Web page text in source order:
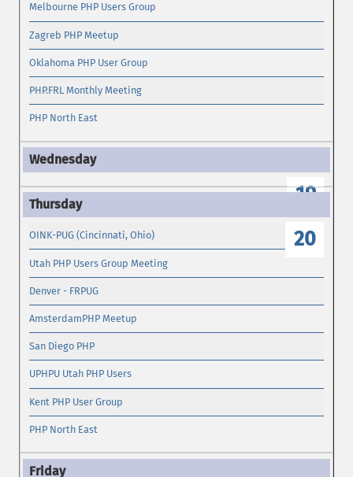
Melbourne PHP Users Group
Zagreb PHP Meetup
Oklahoma PHP User Group
PHP.FRL Monthly Meeting
PHP North East
19
20
OINK-PUG (Cincinnati, Ohio)
Utah PHP Users Group Meeting
Denver - FRPUG
AmsterdamPHP Meetup
San Diego PHP
UPHPU Utah PHP Users
Kent PHP User Group
PHP North East